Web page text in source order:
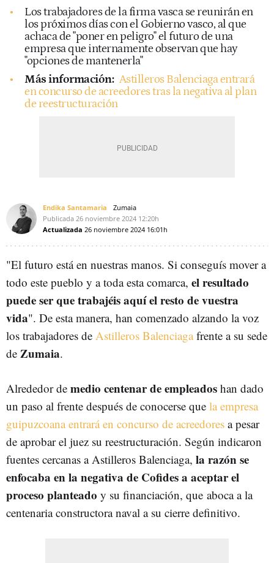
Los trabajadores de la firma vasca se reunirán en
los próximos días con el Gobierno vasco, al que
achaca de "poner en peligro" el futuro de una
empresa que internamente observan que hay
"opciones de mantenerla"
Más información: Astilleros Balenciaga entrará
en concurso de acreedores tras la negativa al plan
de reestructuración
Endika Santamaria
Zumaia
Publicada 26 noviembre 2024 12:20h
Actualizada 26 noviembre 2024 16:01h
"El futuro está en nuestras manos. Si conseguís mover a
todo este pueblo y a toda esta comarca, el resultado
puede ser que trabajéis aquí el resto de vuestra
vida". De esta manera, han comenzado alzando la voz
los trabajadores de Astilleros Balenciagafrente a su sede
de Zumaia.
Alrededor de medio centenar de empleados han dado
un paso al frente después de conocerse que la empresa
guipuzcoana entrará en concurso de acreedores a pesar
de aprobar el juez su reestructuración. Según indicaron
fuentes cercanas a Astilleros Balenciaga, la razón se
enfocaba en la negativa de Cofides a aceptar el
proceso planteado y su financiación, que aboca a la
centenaria constructora naval a su cierre definitivo.